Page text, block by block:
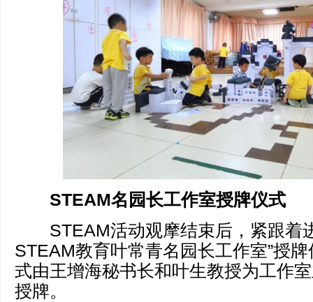
STEAM名园长工作室授牌仪式
STEAM活动观摩结束后，紧跟着
STEAM教育叶常青名园长工作室”授
式由王增海秘书长和叶生教授为工作
授牌。